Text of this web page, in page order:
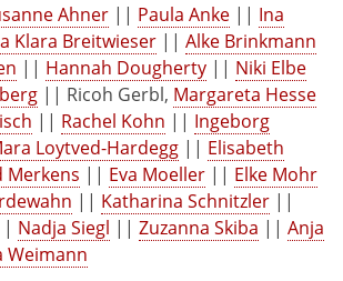
Ahner || Paula Anke || Ina
Klara Breitwieser || Alke Brinkmann
|| Hannah Dougherty || Niki Elbe
|| Ricoh Gerbl, Margareta Hesse
|| Rachel Kohn || Ingeborg
Loytved-Hardegg || Elisabeth
Merkens || Eva Moeller || Elke Mohr
|| Katharina Schnitzler ||
Nadja Siegl || Zuzanna Skiba || Anja
Weimann